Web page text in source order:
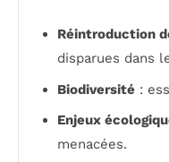
Réintroduction
disparues dans
Biodiversité :
Enjeux
menacées.